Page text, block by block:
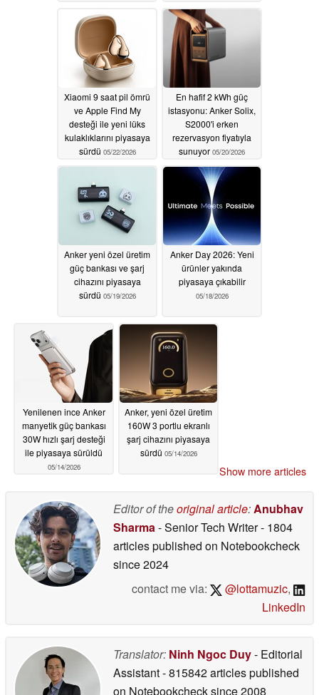
05/26/2026
Xiaomi 9 saat pil ömrü
ve Apple Find My
desteği ile yeni lüks
kulaklıklarını piyasaya
sürdü 05/22/2026
En hafif 2 kWh güç
istasyonu: Anker Solix,
S2000'i erken
rezervasyon fiyatıyla
sunuyor 05/20/2026
Anker yeni özel üretim
güç bankası ve şarj
cihazını piyasaya
sürdü 05/19/2026
Anker Day 2026: Yeni
ürünler yakında
piyasaya çıkabilir
05/18/2026
Yenilenen ince Anker
manyetik güç bankası
30W hızlı şarj desteği
ile piyasaya sürüldü
05/14/2026
Anker, yeni özel üretim
160W 3 portlu ekranlı
şarj cihazını piyasaya
sürdü 05/14/2026
Show more articles
Editor of theoriginal article:Anubhav
Sharma- Senior Tech Writer- 1804
articles published on Notebookcheck
since 2024
contact me via:
@lottamuzic,
LinkedIn
Translator: Ninh Ngoc Duy- Editorial
Assistant- 815842 articles published
on Notebookchecksince 2008